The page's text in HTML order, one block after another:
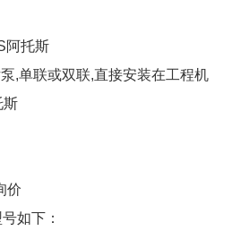
阿托斯
,单联或双联,直接安装在工程机
斯
价
如下：